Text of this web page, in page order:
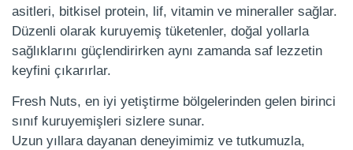
asitleri, bitkisel protein, lif, vitamin ve mineraller sağlar.
Düzenli olarak kuruyemiş tüketenler, doğal yollarla
sağlıklarını güçlendirirken aynı zamanda saf lezzetin
keyfini çıkarırlar.
Fresh Nuts, en iyi yetiştirme bölgelerinden gelen birinci
sınıf kuruyemişleri sizlere sunar.
Uzun yıllara dayanan deneyimimiz ve tutkumuzla,